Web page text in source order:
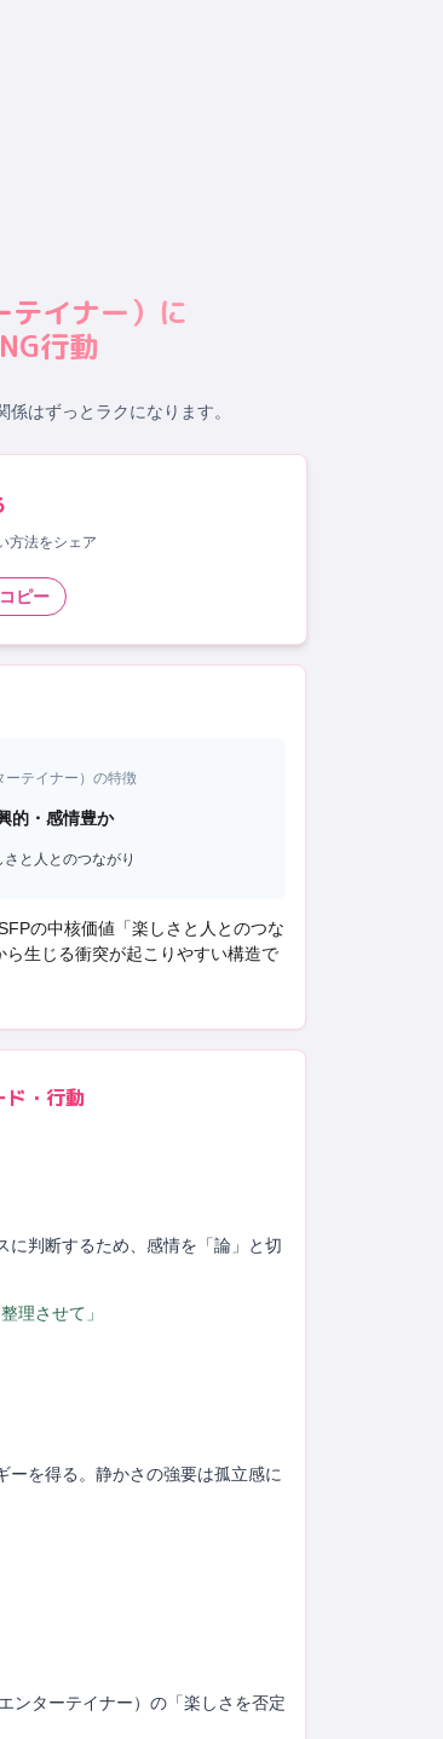
テイナー）に
行動
係はずっとラクになります。
方法をシェア
ピー
ーテイナー ）の特徴
的・感情豊か
さと人とのつながり
の中核価値「楽しさと人とのつな
ら生じる衝突が起こりやすい構造で
ド・行動
に判断するため、感情を「論」と切
理させて」
ーを得る。静かさの強要は孤立感に
ンターテイナー）の「楽しさを否定